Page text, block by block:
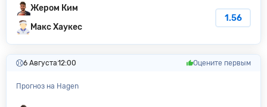
Жером Ким
Макс Хаукес
1.56
6 Августа12:00 Оцените первым
Прогноз на Hagen